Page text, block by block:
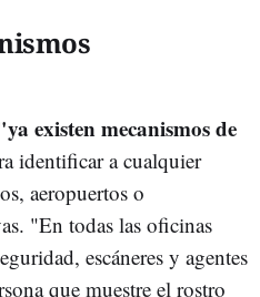
existen mecanismos de
identificar a cualquier
aeropuertos o
"En todas las oficinas
escáneres y agentes
que muestre el rostro